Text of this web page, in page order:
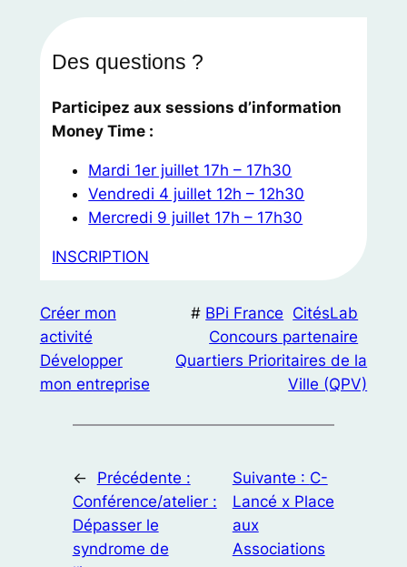
Des questions ?
Participez aux sessions d’information
Money Time :
Mardi 1er juillet 17h – 17h30
Vendredi 4 juillet 12h – 12h30
Mercredi 9 juillet 17h – 17h30
INSCRIPTION
Créer mon
activité
Développer
mon entreprise
# BPi France CitésLab
Concours partenaire
Quartiers Prioritaires de la
Ville (QPV)
←
Précédente :
Conférence/atelier :
Dépasser le
syndrome de
Suivante : C-
Lancé x Place
aux
Associations